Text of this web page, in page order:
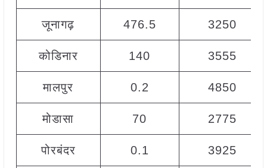
जूनागढ़ 476.5 3250
कोडिनार 140 3555
मालपुर 0.2 4850
मोडासा 70 2775
पोरबंदर 0.1 3925